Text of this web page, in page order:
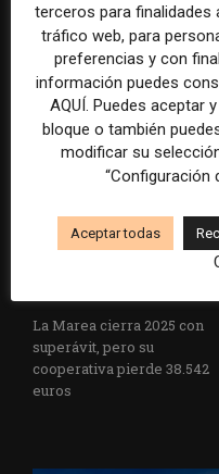
La Universidad CEU
Cardenal Herrera presenta
un informe con pautas para
informar sobre el suicidio
La Marea cierra 2025 con
superávit, pero su
cooperativa pierde 38.542
euros
terceros para finalidades
tráfico web, para
preferencias y con
información puedes
AQUÍ. Puedes aceptar
bloque o también
modificar su
“Configuración
Aceptar todas